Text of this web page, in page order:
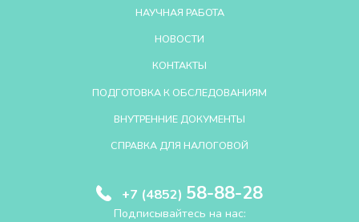
НАУЧНАЯ РАБОТА
НОВОСТИ
КОНТАКТЫ
ПОДГОТОВКА К ОБСЛЕДОВАНИЯМ
ВНУТРЕННИЕ ДОКУМЕНТЫ
СПРАВКА ДЛЯ НАЛОГОВОЙ
+7 (4852) 58-88-28
Подписывайтесь на нас: